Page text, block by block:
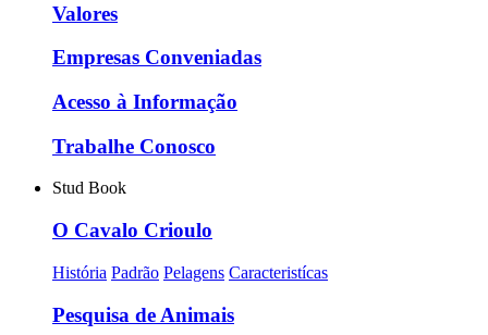
Valores
Empresas Conveniadas
Acesso à Informação
Trabalhe Conosco
Stud Book
O Cavalo Crioulo
História Padrão Pelagens Caracteristícas
Pesquisa de Animais